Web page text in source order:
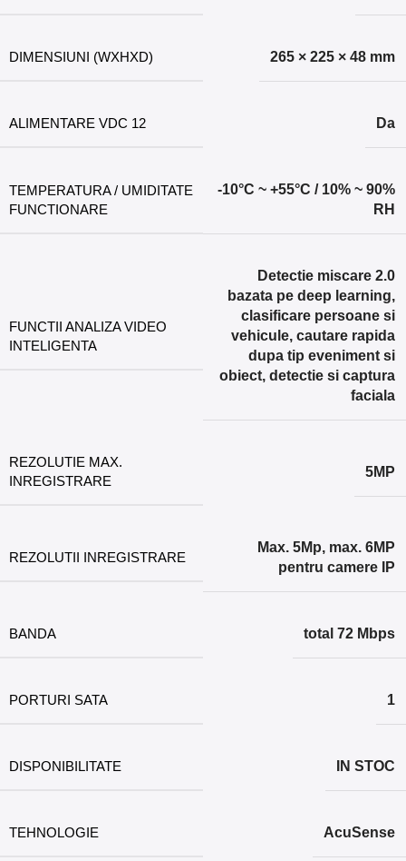
DIMENSIUNI (WXHXD) 265 × 225 × 48 mm
ALIMENTARE VDC 12 Da
TEMPERATURA / UMIDITATE
FUNCTIONARE
-10°C ~ +55°C / 10% ~ 90%
RH
FUNCTII ANALIZA VIDEO
INTELIGENTA
Detectie miscare 2.0
bazata pe deep learning,
clasificare persoane si
vehicule, cautare rapida
dupa tip eveniment si
obiect, detectie si captura
faciala
REZOLUTIE MAX.
INREGISTRARE
5MP
REZOLUTII INREGISTRARE
Max. 5Mp, max. 6MP
pentru camere IP
BANDA total 72 Mbps
PORTURI SATA 1
DISPONIBILITATE IN STOC
TEHNOLOGIE AcuSense